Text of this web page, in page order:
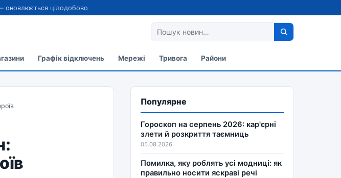
оновлюється цілодобово
Графік відключень Мережі Тривога Райони
Популярне
Гороскоп на серпень 2026: кар'єрні
злети й розкриття таємниць
05.08.2026
Помилка, яку роблять усі модниці: як
правильно носити яскраві речі